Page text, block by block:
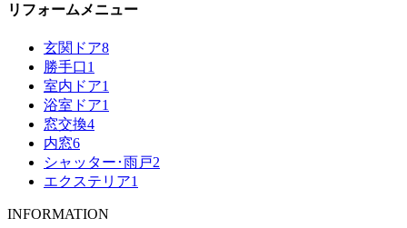
リフォームメニュー
玄関ドア8
勝手口1
室内ドア1
浴室ドア1
窓交換4
内窓6
シャッター･雨戸2
エクステリア1
INFORMATION